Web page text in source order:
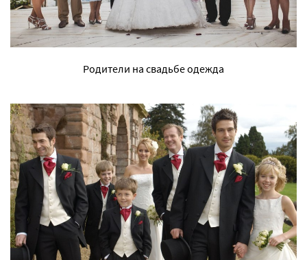
Родители на свадьбе одежда